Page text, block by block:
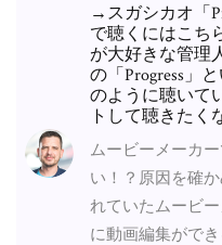
→スガシカオ「
で聴くにはこち
が大好きな管理
の「Progress」
のように聴いて
トして聴きたく
ムービーメーカ
い！？原因を確
れていたムービ
に動画編集がで